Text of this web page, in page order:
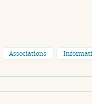
Associations